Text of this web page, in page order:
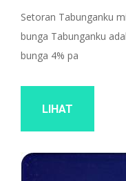
Setoran Tabunganku
bunga Tabunganku
bunga 4% pa
LIHAT